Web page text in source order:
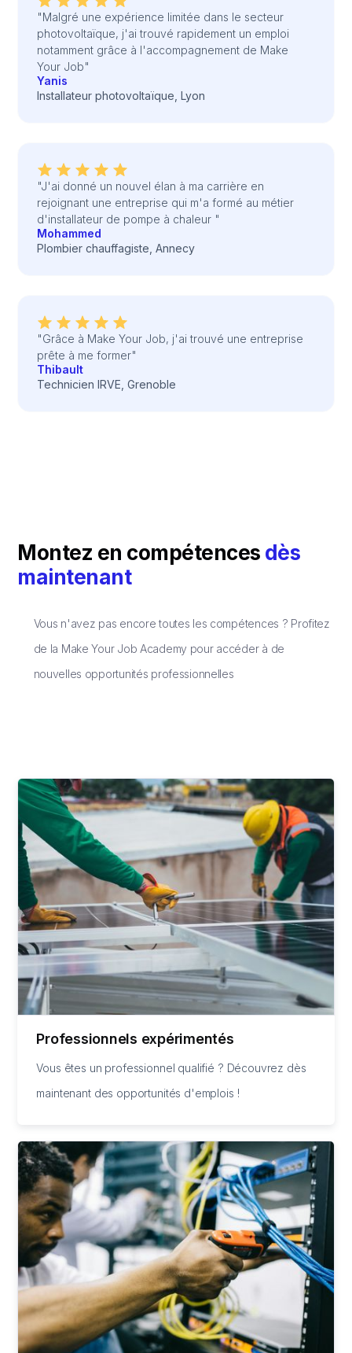
"Malgré une expérience limitée dans le secteur
photovoltaïque, j'ai trouvé rapidement un emploi
notamment grâce à l'accompagnement de Make
Your Job"
Yanis
Installateur photovoltaïque, Lyon
"J'ai donné un nouvel élan à ma carrière en
rejoignant une entreprise qui m'a formé au métier
d'installateur de pompe à chaleur "
Mohammed
Plombier chauffagiste, Annecy
"Grâce à Make Your Job, j'ai trouvé une entreprise
prête à me former"
Thibault
Technicien IRVE, Grenoble
Montez en compétences dès
maintenant
Vous n'avez pas encore toutes les compétences ? Profitez
de la Make Your Job Academy pour accéder à de
nouvelles opportunités professionnelles
Professionnels expérimentés
Vous êtes un professionnel qualifié ? Découvrez dès
maintenant des opportunités d'emplois !